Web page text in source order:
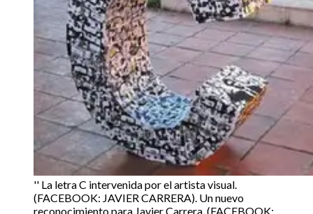
'' La letra C intervenida por el artista visual.
(FACEBOOK: JAVIER CARRERA). Un nuevo
reconocimiento para Javier Carrera. (FACEBOOK: